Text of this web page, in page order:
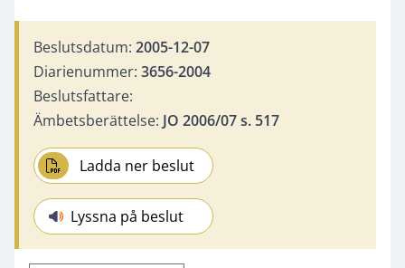
Beslutsdatum: 2005-12-07
Diarienummer: 3656-2004
Beslutsfattare:
Ämbetsberättelse: JO 2006/07 s. 517
Ladda ner beslut
Lyssna på beslut